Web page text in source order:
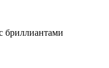
бриллиантами